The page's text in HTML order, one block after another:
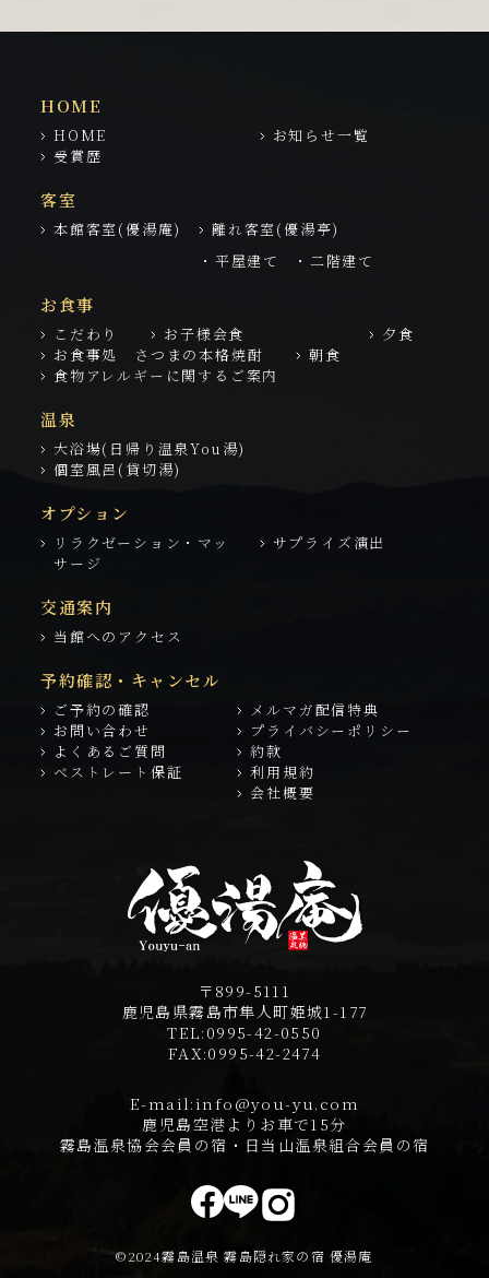
HOME
HOME
お知らせ一覧
受賞歴
客室
本館客室(優湯庵)
離れ客室(優湯亭)
・平屋建て
・二階建て
お食事
こだわり お子様会食
夕食
お食事処 さつまの本格焼酎
朝食
食物アレルギーに関するご案内
温泉
大浴場(日帰り温泉You湯)
個室風呂(貸切湯)
オプション
リラクゼーション・マッ
サージ
サプライズ演出
交通案内
当館へのアクセス
予約確認・キャンセル
ご予約の確認
メルマガ配信特典
お問い合わせ
プライバシーポリシー
よくあるご質問
約款
ベストレート保証
利用規約
会社概要
〒899-5111
鹿児島県霧島市隼人町姫城1-177
TEL: 0995-42-0550
FAX:0995-42-2474
E-mail:info@you-yu.com
鹿児島空港よりお車で15分
霧島温泉協会会員の宿・日当山温泉組合会員の宿
©2024霧島温泉 霧島隠れ家の宿 優湯庵